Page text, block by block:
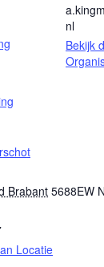
Brabant 5688EW
Locatie
nl
Bekijk